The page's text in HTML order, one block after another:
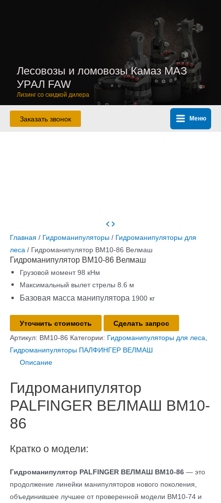
Лесовозы и ломовозы Камаз МАЗ
УРАЛ FAW
Лизинг со скидкой дилера
Заказать звонок
Main
Меню
Главная / Гидроманипуляторы / Гидроманипуляторы для
леса / Гидроманипулятор ВМ10-86 Велмаш
Гидроманипулятор ВМ10-86 Велмаш
Грузовой момент 98 кНм
Максимальный вылет стрелы 8.6 м
Базовая масса манипулятора 1900 кг
Количество
товара
Гидроманипулятор
ВМ10-
Велмаш
Уточнить стоимость
Сделать запрос
Артикул: ВМ10-86 Категории: Гидроманипуляторы для леса,
Гидроманипуляторы ПАЛФИНГЕР ВЕЛМАШ
Описание
Гидроманипулятор
PALFINGER ВЕЛМАШ ВМ10-
86
Кратко о модели:
Гидроманипулятор PALFINGER ВЕЛМАШ ВМ10-86 — это
продолжение линейки манипуляторов нового поколения,
объединившее лучшее от проверенной модели ВМ10-74 и